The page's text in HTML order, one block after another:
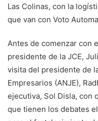
Las Colinas, con la
que van con Voto
Antes de comenzar con
presidente de la JCE,
visita del presidente de
Empresarios (ANJE),
ejecutiva, Sol Disla, con
que tienen los debates